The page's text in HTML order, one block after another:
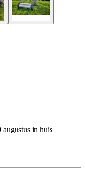
augustus in huis